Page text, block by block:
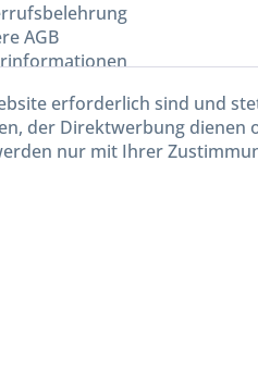
AGB
erforderlich sind und
der Direktwerbung dienen
nur mit Ihrer